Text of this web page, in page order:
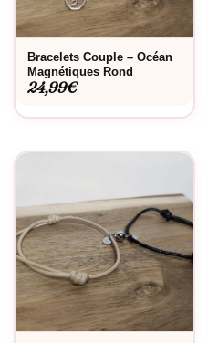
Bracelets Couple – Océan
Magnétiques Rond
24,99€